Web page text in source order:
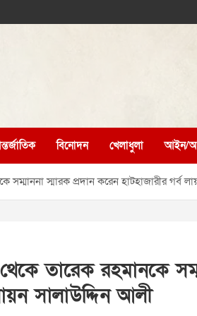
বিনোদন খেলাধুলা আইন/
স্মারক প্রদান করেন হাটহাজারীর গর্ব
তারেক রহমানকে
সালাউদ্দিন আলী